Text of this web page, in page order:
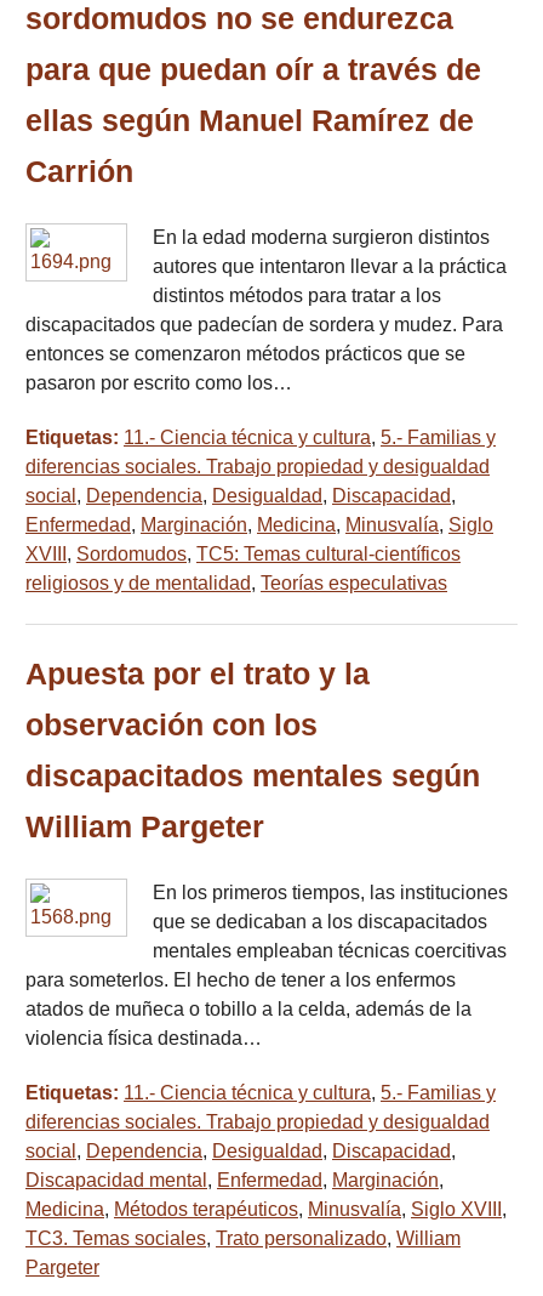
sordomudos no se endurezca
para que puedan oír a través de
ellas según Manuel Ramírez de
Carrión
En la edad moderna surgieron distintos
autores que intentaron llevar a la práctica
distintos métodos para tratar a los
discapacitados que padecían de sordera y mudez. Para
entonces se comenzaron métodos prácticos que se
pasaron por escrito como los…
Etiquetas: 11.- Ciencia técnica y cultura, 5.- Familias y
diferencias sociales. Trabajo propiedad y desigualdad
social , Dependencia, Desigualdad, Discapacidad,
Enfermedad, Marginación, Medicina, Minusvalía, Siglo
XVIII , Sordomudos, TC5: Temas cultural-científicos
religiosos y de mentalidad, Teorías especulativas
Apuesta por el trato y la
observación con los
discapacitados mentales según
William Pargeter
En los primeros tiempos, las instituciones
que se dedicaban a los discapacitados
mentales empleaban técnicas coercitivas
para someterlos. El hecho de tener a los enfermos
atados de muñeca o tobillo a la celda, además de la
violencia física destinada…
Etiquetas: 11.- Ciencia técnica y cultura, 5.- Familias y
diferencias sociales. Trabajo propiedad y desigualdad
social , Dependencia, Desigualdad, Discapacidad,
Discapacidad mental , Enfermedad, Marginación,
Medicina, Métodos terapéuticos, Minusvalía, Siglo XVIII ,
TC3. Temas sociales, Trato personalizado, William
Pargeter